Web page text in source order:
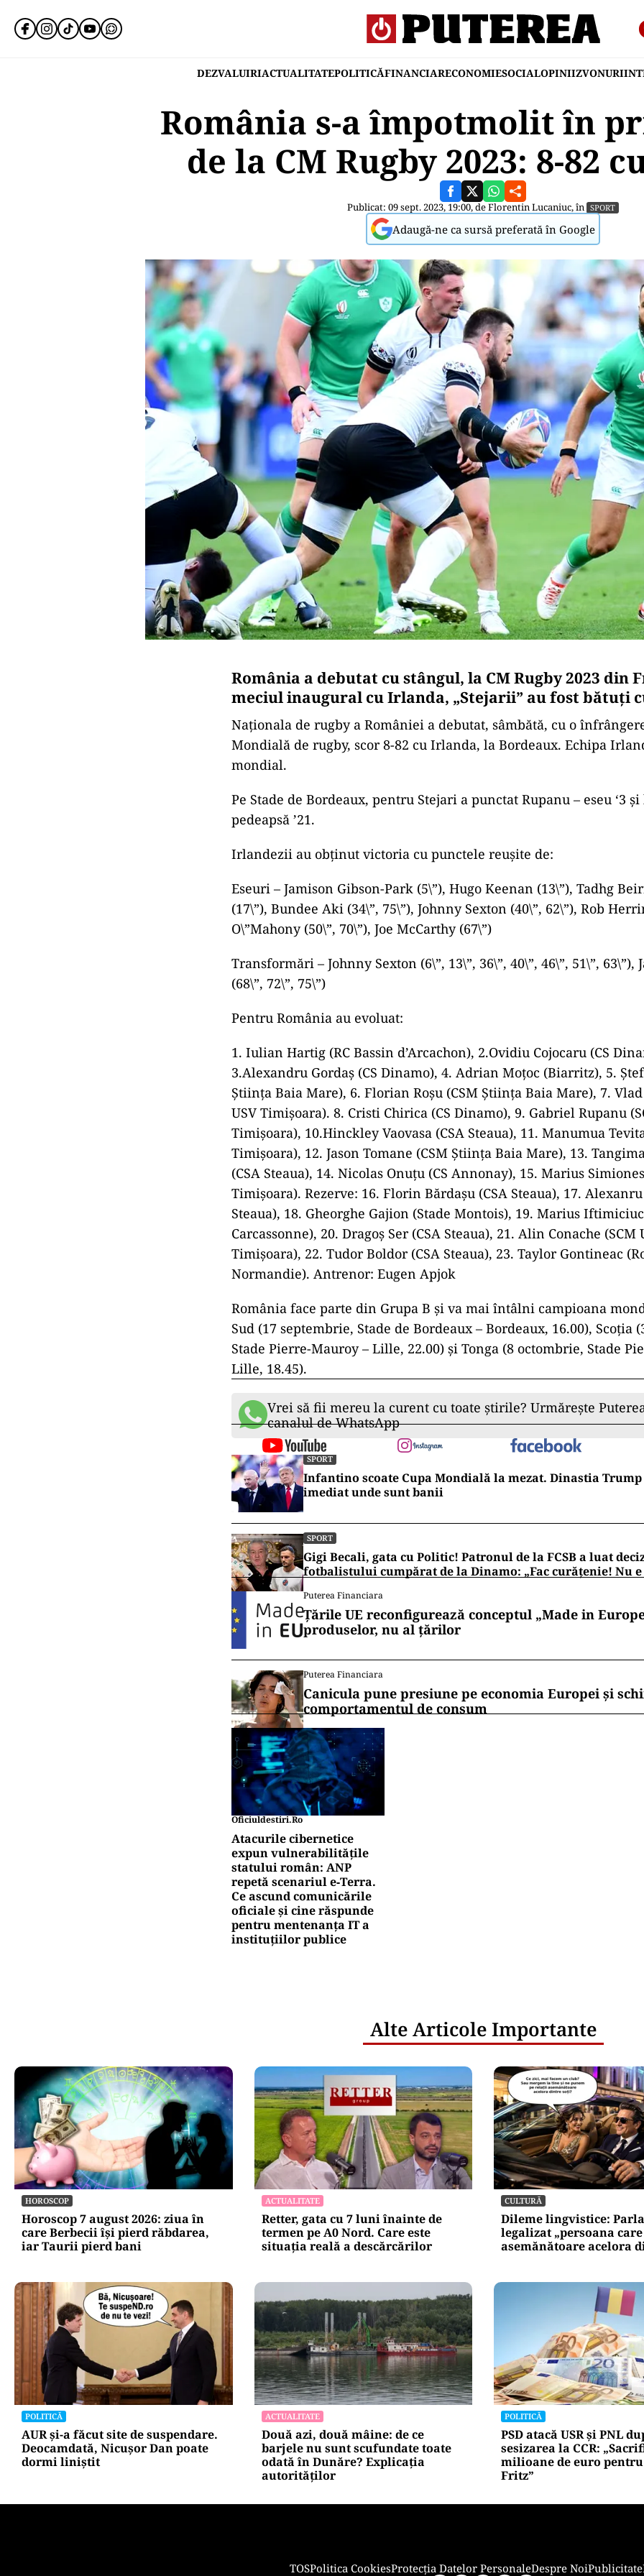
DEZVALUIRIACTUALITATEPOLITICĂFINANCIARECONOMIESOCIALOPINIIZVONURI
România s-a împotmolit în
de la CM Rugby 2023: 8-82
Publicat: 09 sept. 2023, 19:00, deFlorentin Lucaniuc, în SPORT
Adaugă-ne ca sursă preferată în Google
România a debutat cu stângul, la CM Rugby 2023 din
meciul inaugural cu Irlanda, „Stejarii” au fost bătuți
Naţionala de rugby a României a debutat, sâmbătă, cu o
Mondială de rugby, scor 8-82 cu Irlanda, la Bordeaux. Echipa
mondial.
Pe Stade de Bordeaux, pentru Stejari a punctat Rupanu – eseu ‘3
pedeapsă ’21.
ad
Irlandezii au obţinut victoria cu punctele reuşite de:
Eseuri – Jamison Gibson-Park (5\”), Hugo Keenan (13\”), Tadhg
(17\”), Bundee Aki (34\”, 75\”), Johnny Sexton (40\”, 62\”), Rob
O\”Mahony (50\”, 70\”), Joe McCarthy (67\”)
Transformări – Johnny Sexton (6\”, 13\”, 36\”, 40\”, 46\”, 51\”, 63\”),
(68\”, 72\”, 75\”)
Pentru România au evoluat:
3.Alexandru Gordaş (CS Dinamo), 4. Adrian Moţoc (Biarritz), 5.
Ştiinţa Baia Mare), 6. Florian Roşu (CSM Ştiinţa Baia Mare), 7.
USV Timişoara). 8. Cristi Chirica (CS Dinamo), 9. Gabriel Rupanu
Timişoara), 10.Hinckley Vaovasa (CSA Steaua), 11. Manumua
Timişoara), 12. Jason Tomane (CSM Ştiinţa Baia Mare), 13.
(CSA Steaua), 14. Nicolas Onuţu (CS Annonay), 15. Marius
Timişoara). Rezerve: 16. Florin Bărdaşu (CSA Steaua), 17. Alexanru
Steaua), 18. Gheorghe Gajion (Stade Montois), 19. Marius Iftimiciuc
Carcassonne), 20. Dragoş Ser (CSA Steaua), 21. Alin Conache (SCM
Timişoara), 22. Tudor Boldor (CSA Steaua), 23. Taylor Gontineac
Normandie). Antrenor: Eugen Apjok
România face parte din Grupa B şi va mai întâlni campioana
Sud (17 septembrie, Stade de Bordeaux – Bordeaux, 16.00), Scoţia
Stade Pierre-Mauroy – Lille, 22.00) şi Tonga (8 octombrie, Stade
Lille, 18.45).
canalul de WhatsApp
SPORT
imediat unde sunt banii
SPORT
Gigi Becali, gata cu Politic! Patronul de la FCSB a luat
fotbalistului cumpărat de la Dinamo: „Fac curățenie! Nu e
Puterea Financiara
Țările UE reconfigurează conceptul „Made in
produselor, nu al țărilor
Puterea Financiara
Canicula pune presiune pe economia Europei și
Oficiuldestiri.ro
Atacurile cibernetice
expun vulnerabilitățile
statului român: ANP
repetă scenariul e‑Terra.
Ce ascund comunicările
oficiale și cine răspunde
pentru mentenanța IT a
instituțiilor publice
HOROSCOP
Horoscop 7 august 2026: ziua în
ACTUALITATE
Retter, gata cu 7 luni înainte de
termen pe A0 Nord. Care este
CULTURĂ
Dileme lingvistice:
legalizat „persoana